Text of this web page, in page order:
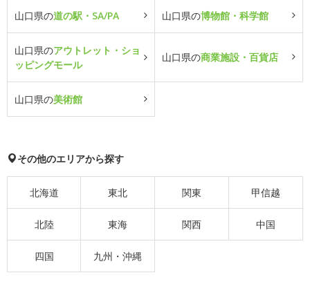
山口県の道の駅・SA/PA 山口県の博物館・科学館
山口県のアウトレット・ショ
ッピングモール
山口県の商業施設・百貨店
山口県の美術館
その他のエリアから探す
北海道 東北 関東 甲信越
北陸 東海 関西 中国
四国 九州・沖縄